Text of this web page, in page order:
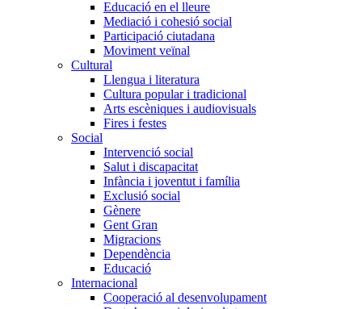
Educació en el lleure
Mediació i cohesió social
Participació ciutadana
Moviment veïnal
Cultural
Llengua i literatura
Cultura popular i tradicional
Arts escèniques i audiovisuals
Fires i festes
Social
Intervenció social
Salut i discapacitat
Infància i joventut i família
Exclusió social
Gènere
Gent Gran
Migracions
Dependència
Educació
Internacional
Cooperació al desenvolupament